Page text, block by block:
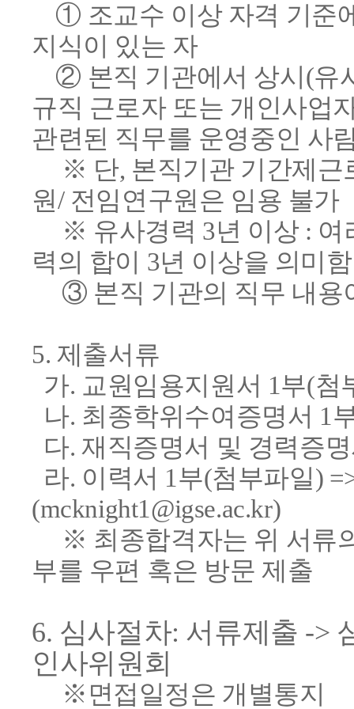
① 조교수 이상 자격 기준
지식이 있는 자
② 본직 기관에서 상시(유
규직 근로자 또는 개인사업
관련된 직무를 운영중인 사
※ 단, 본직기관 기간제근
원/ 전임연구원은 임용 불가
※ 유사경력 3년 이상 : 여
력의 합이 3년 이상을 의미함
③ 본직 기관의 직무 내용
5. 제출서류
가. 교원임용지원서 1부(첨
나. 최종학위수여증명서 1
다. 재직증명서 및 경력증
라. 이력서 1부(첨부파일)
(mcknight1@igse.ac.kr)
※ 최종합격자는 위 서류
부를 우편 혹은 방문 제출
6. 심사절차: 서류제출 ->
인사위원회
※면접일정은 개별통지